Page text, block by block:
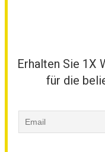
Erhalten Sie 1X
für die